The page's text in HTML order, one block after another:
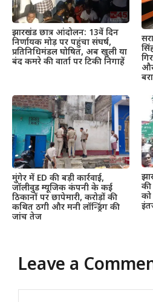
झारखंड छात्र आंदोलन: 13वें दिन
निर्णायक मोड़ पर पहुंचा संघर्ष,
प्रतिनिधिमंडल घोषित, अब खुली या
बंद कमरे की वार्ता पर टिकी निगाहें
और
मुंगेर में ED की बड़ी कार्रवाई,
जॉलीवुड म्यूजिक कंपनी के कई
ठिकानों पर छापेमारी, करोड़ों की
कथित ठगी और मनी लॉन्ड्रिंग की
जांच तेज
Leave a